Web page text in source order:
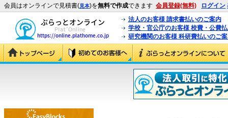
会員はオンラインで見積書(見本)を無料で作成できます 会員登録(無料) ログイン
法人のお客様 請求書払いのご案内
学校・官公庁のお客様 校費・公費
研究機関のお客様 科研費払いのご